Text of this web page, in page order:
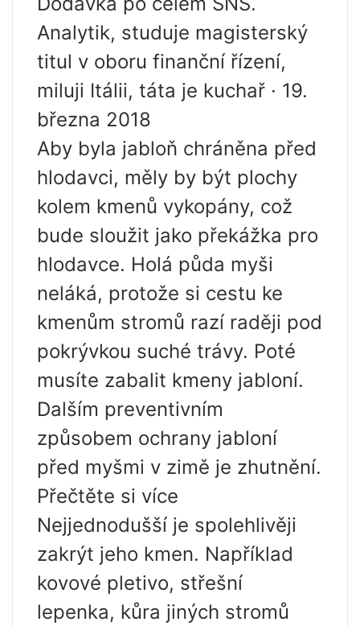
Analytik, studuje magisterský
titul v oboru finanční řízení,
miluji Itálii, táta je kuchař · 19.
března 2018
Aby byla jabloň chráněna před
hlodavci, měly by být plochy
kolem kmenů vykopány, což
bude sloužit jako překážka pro
hlodavce. Holá půda myši
neláká, protože si cestu ke
kmenům stromů razí raději pod
pokrývkou suché trávy. Poté
musíte zabalit kmeny jabloní.
Dalším preventivním
způsobem ochrany jabloní
před myšmi v zimě je zhutnění.
Přečtěte si více
Nejjednodušší je spolehlivěji
zakrýt jeho kmen. Například
kovové pletivo, střešní
lepenka, kůra jiných stromů